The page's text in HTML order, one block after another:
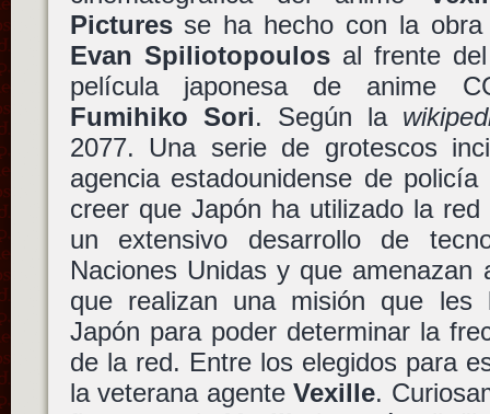
Picturesse ha hecho con la obra
Evan Spiliotopoulosal frente
película japonesa de anime
Fumihiko Sori. Según la
2077. Una serie de grotescos
agencia estadounidense de
creer que Japón ha utilizado la red
un extensivo desarrollo de
Naciones Unidas y que
que realizan una misión que les
Japón para poder determinar la
de la red. Entre los elegidos para
la veterana agenteVexille.